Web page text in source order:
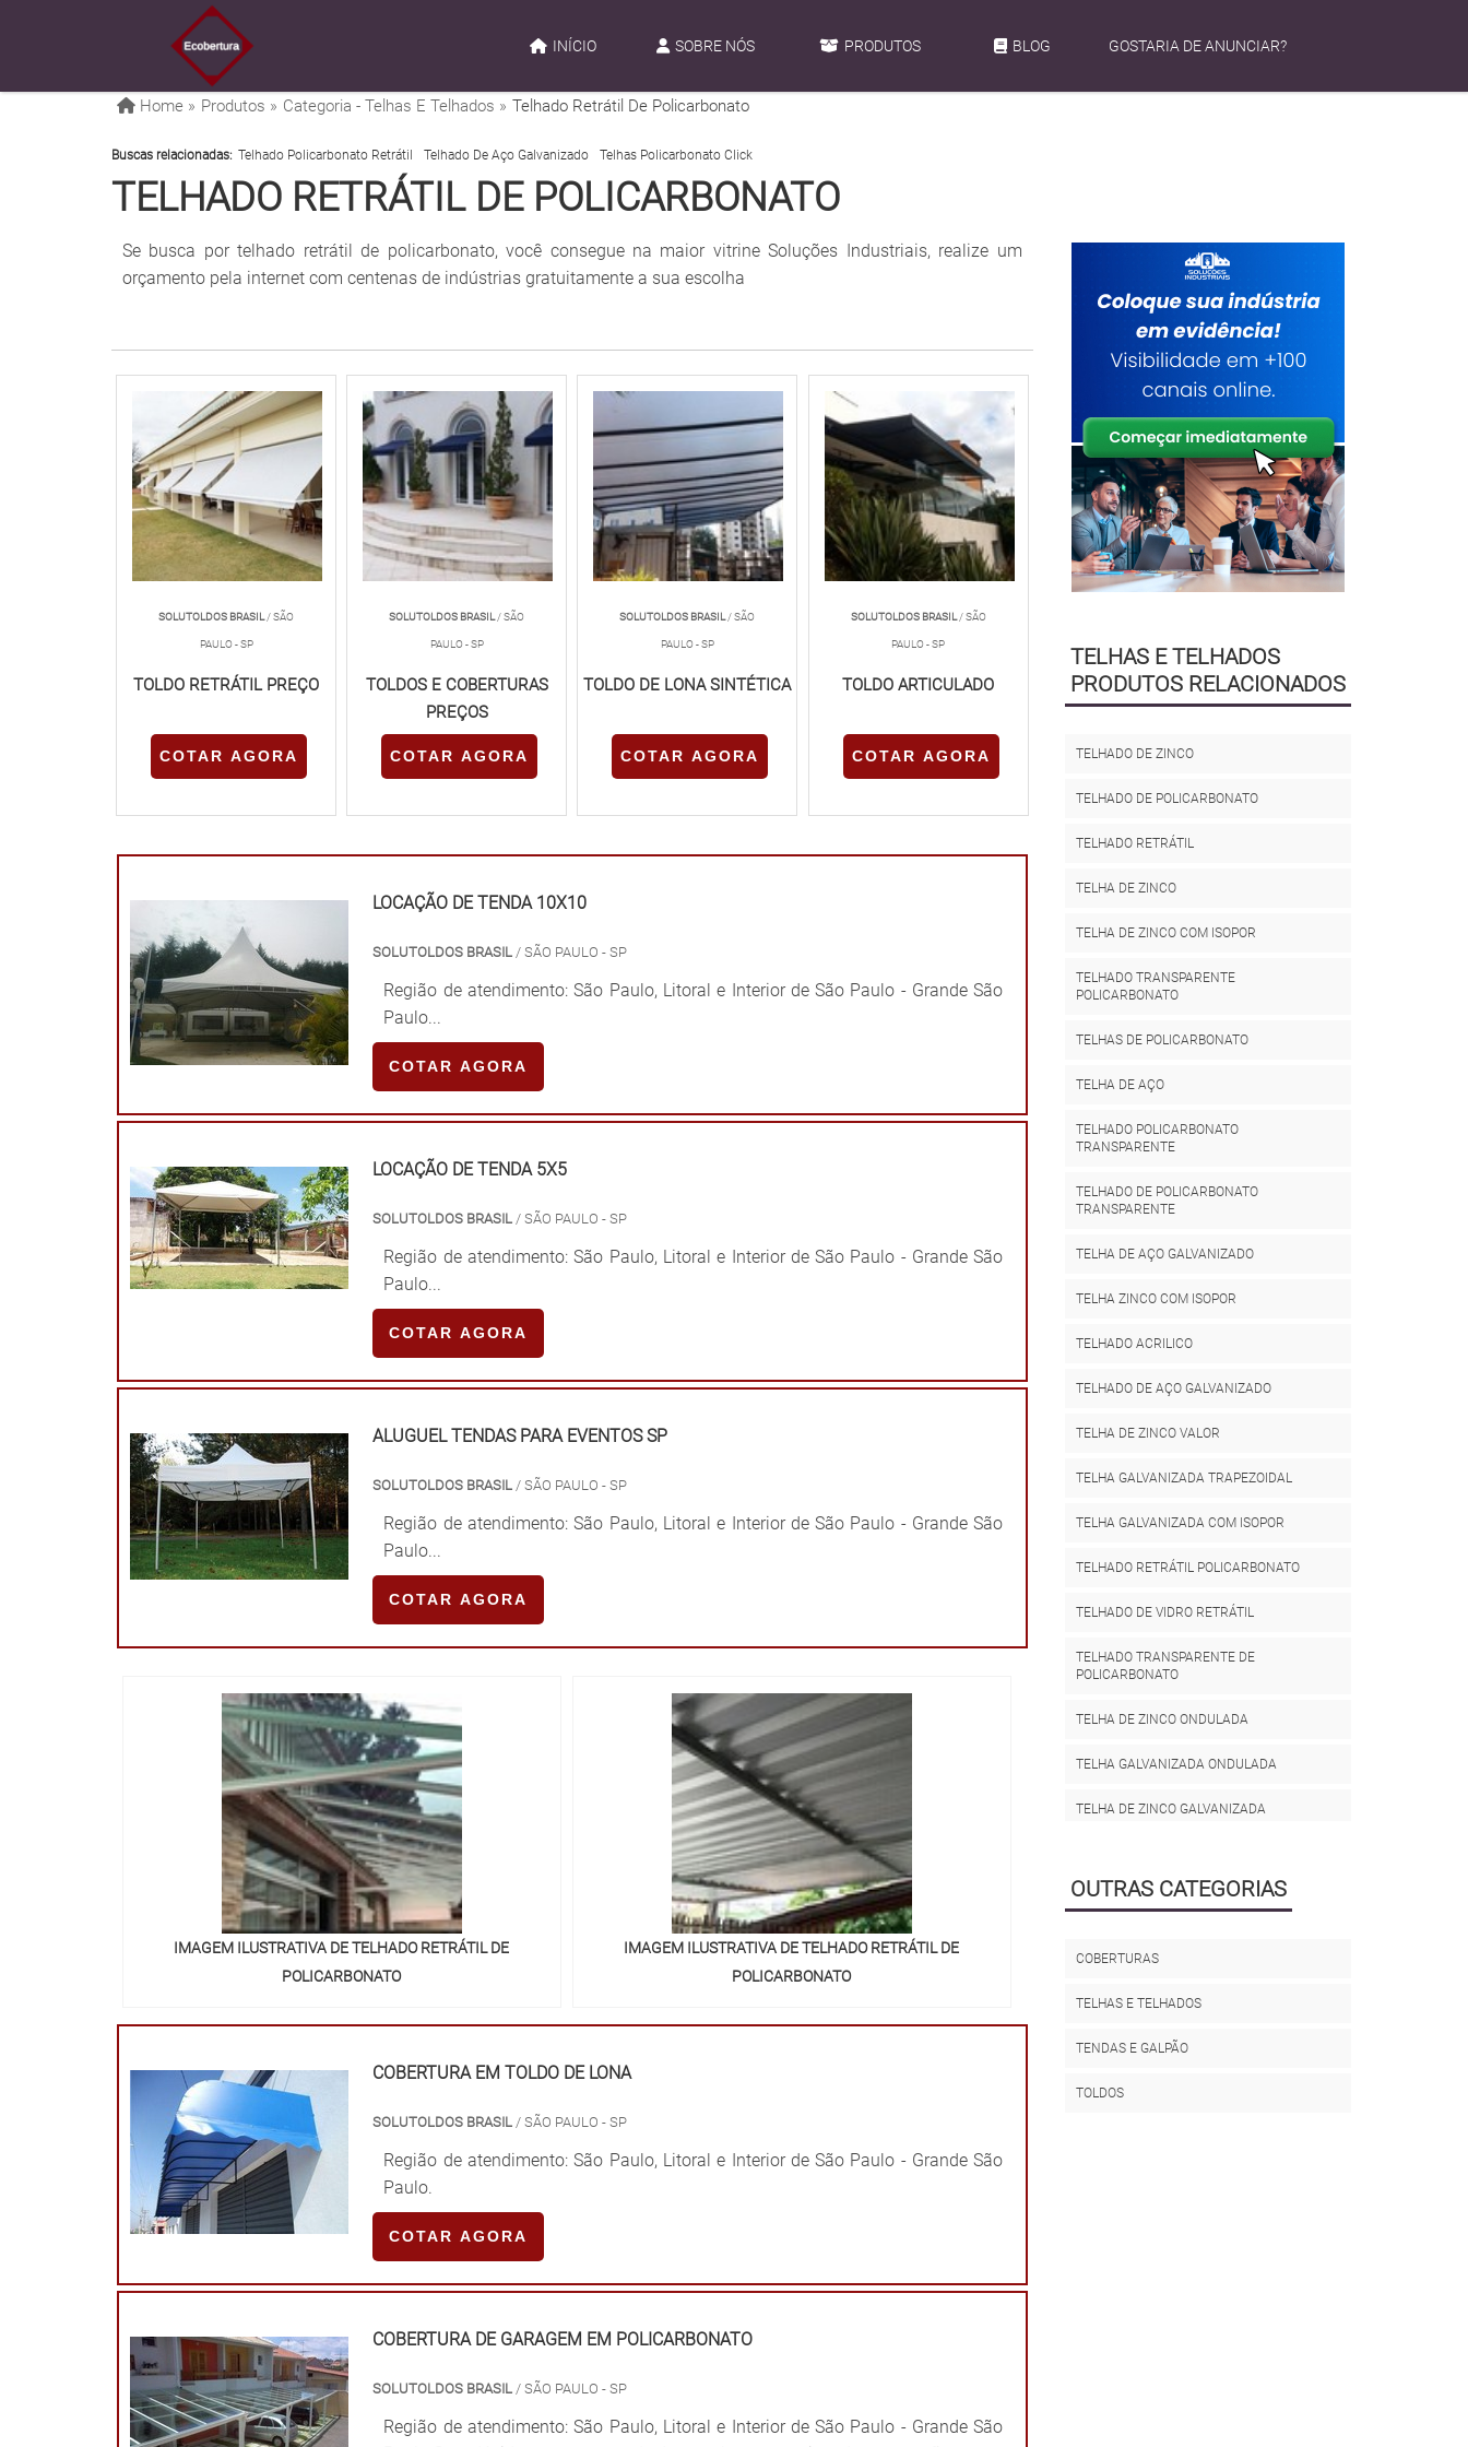
INÍCIO SOBRE NÓS PRODUTOS BLOG GOSTARIA DE ANUNCIAR?
Home » Produtos » Categoria - Telhas E Telhados » Telhado Retrátil De Policarbonato
Buscas relacionadas: Telhado Policarbonato Retrátil Telhado De Aço Galvanizado Telhas Policarbonato Click
TELHADO RETRÁTIL DE POLICARBONATO
Se busca por telhado retrátil de policarbonato, você consegue na maior vitrine Soluções Industriais, realize um
orçamento pela internet com centenas de indústrias gratuitamente a sua escolha
SOLUTOLDOS BRASIL/ SÃO
PAULO - SP
TOLDO RETRÁTIL PREÇO
COTAR AGORA
SOLUTOLDOS BRASIL/ SÃO
PAULO - SP
TOLDOS E COBERTURAS
PREÇOS
COTAR AGORA
SOLUTOLDOS BRASIL/ SÃO
PAULO - SP
TOLDO DE LONA SINTÉTICA
COTAR AGORA
SOLUTOLDOS BRASIL/ SÃO
PAULO - SP
TOLDO ARTICULADO
COTAR AGORA
LOCAÇÃO DE TENDA 10X10
SOLUTOLDOS BRASIL/ SÃO PAULO - SP
Região de atendimento: São Paulo, Litoral e Interior de São Paulo - Grande São
Paulo...
COTAR AGORA
LOCAÇÃO DE TENDA 5X5
SOLUTOLDOS BRASIL/ SÃO PAULO - SP
Região de atendimento: São Paulo, Litoral e Interior de São Paulo - Grande São
Paulo...
COTAR AGORA
ALUGUEL TENDAS PARA EVENTOS SP
SOLUTOLDOS BRASIL/ SÃO PAULO - SP
Região de atendimento: São Paulo, Litoral e Interior de São Paulo - Grande São
Paulo...
COTAR AGORA
IMAGEM ILUSTRATIVA DE TELHADO RETRÁTIL DE
POLICARBONATO
IMAGEM ILUSTRATIVA DE TELHADO RETRÁTIL DE
POLICARBONATO
COBERTURA EM TOLDO DE LONA
SOLUTOLDOS BRASIL / SÃO PAULO - SP
Região de atendimento: São Paulo, Litoral e Interior de São Paulo - Grande São
Paulo.
COTAR AGORA
COBERTURA DE GARAGEM EM POLICARBONATO
SOLUTOLDOS BRASIL / SÃO PAULO - SP
Região de atendimento: São Paulo, Litoral e Interior de São Paulo - Grande São
TELHAS E TELHADOS
PRODUTOS RELACIONADOS
TELHADO DE ZINCO
TELHADO DE POLICARBONATO
TELHADO RETRÁTIL
TELHA DE ZINCO
TELHA DE ZINCO COM ISOPOR
TELHADO TRANSPARENTE
POLICARBONATO
TELHAS DE POLICARBONATO
TELHA DE AÇO
TELHADO POLICARBONATO
TRANSPARENTE
TELHADO DE POLICARBONATO
TRANSPARENTE
TELHA DE AÇO GALVANIZADO
TELHA ZINCO COM ISOPOR
TELHADO ACRILICO
TELHADO DE AÇO GALVANIZADO
TELHA DE ZINCO VALOR
TELHA GALVANIZADA TRAPEZOIDAL
TELHA GALVANIZADA COM ISOPOR
TELHADO RETRÁTIL POLICARBONATO
TELHADO DE VIDRO RETRÁTIL
TELHADO TRANSPARENTE DE
POLICARBONATO
TELHA DE ZINCO ONDULADA
TELHA GALVANIZADA ONDULADA
TELHA DE ZINCO GALVANIZADA
TELHADO DE ZINCO EMBUTIDO
OUTRAS CATEGORIAS
COBERTURAS
TELHAS E TELHADOS
TENDAS E GALPÃO
TOLDOS